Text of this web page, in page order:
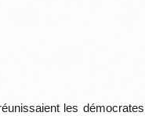
les démocrates